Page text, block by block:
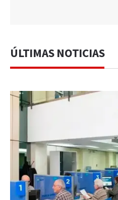
ÚLTIMAS NOTICIAS